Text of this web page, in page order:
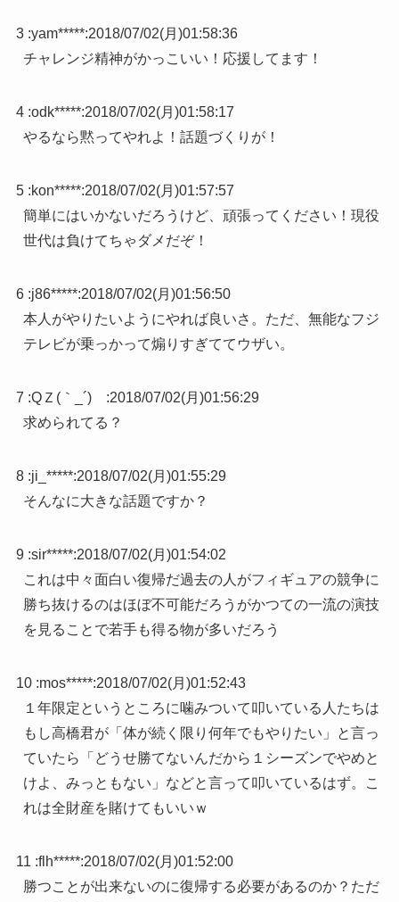
3 :yam*****:2018/07/02(月)01:58:36
チャレンジ精神がかっこいい！応援してます！
4 :odk*****:2018/07/02(月)01:58:17
やるなら黙ってやれよ！話題づくりが！
5 :kon*****:2018/07/02(月)01:57:57
簡単にはいかないだろうけど、頑張ってください！現役
世代は負けてちゃダメだぞ！
6 :j86*****:2018/07/02(月)01:56:50
本人がやりたいようにやれば良いさ。ただ、無能なフジ
テレビが乗っかって煽りすぎててウザい。
7 :QＺ(｀_´)ゞ :2018/07/02(月)01:56:29
求められてる？
8 :ji_*****:2018/07/02(月)01:55:29
そんなに大きな話題ですか？
9 :sir*****:2018/07/02(月)01:54:02
これは中々面白い復帰だ過去の人がフィギュアの競争に
勝ち抜けるのはほぼ不可能だろうがかつての一流の演技
を見ることで若手も得る物が多いだろう
10 :mos*****:2018/07/02(月)01:52:43
１年限定というところに噛みついて叩いている人たちは
もし高橋君が「体が続く限り何年でもやりたい」と言っ
ていたら「どうせ勝てないんだから１シーズンでやめと
けよ、みっともない」などと言って叩いているはず。こ
れは全財産を賭けてもいいｗ
11 :flh*****:2018/07/02(月)01:52:00
勝つことが出来ないのに復帰する必要があるのか？ただ